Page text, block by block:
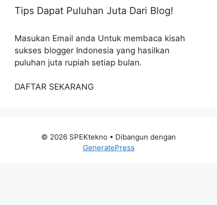
Tips Dapat Puluhan Juta Dari Blog!
Masukan Email anda Untuk membaca kisah
sukses blogger Indonesia yang hasilkan
puluhan juta rupiah setiap bulan.
DAFTAR SEKARANG
© 2026 SPEKtekno • Dibangun dengan
GeneratePress